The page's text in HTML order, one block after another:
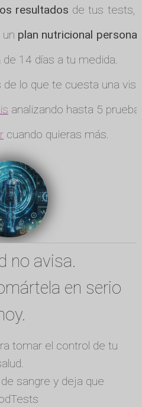
resultados de tus tests,
un plan nutricional
de 14 días a tu medida.
lo que te cuesta una
analizando hasta 5
cuando quieras más.
no avisa.
en serio
tomar el control de tu
sangre y deja que